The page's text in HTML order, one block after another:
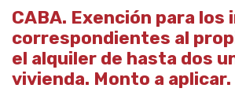
CABA. Exención para los
correspondientes al
el alquiler de hasta dos
vivienda. Monto a aplicar.